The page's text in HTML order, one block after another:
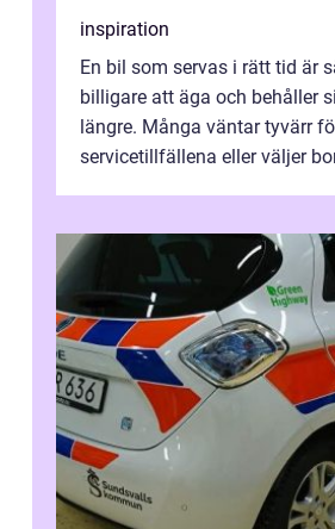
inspiration
En bil som servas i rätt tid är
billigare att äga och behåller
längre. Många väntar tyvärr
servicetillfällena eller väljer